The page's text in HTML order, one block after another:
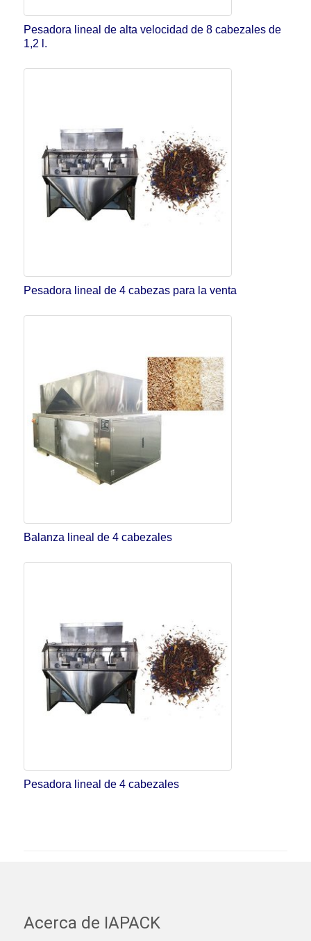
Pesadora lineal de alta velocidad de 8 cabezales de
1,2 l.
Pesadora lineal de 4 cabezas para la venta
Balanza lineal de 4 cabezales
Pesadora lineal de 4 cabezales
Acerca de IAPACK